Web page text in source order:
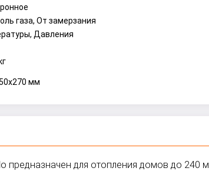
газа, От замерзания
Давления
мм
предназначен для отопления домов до 240 м